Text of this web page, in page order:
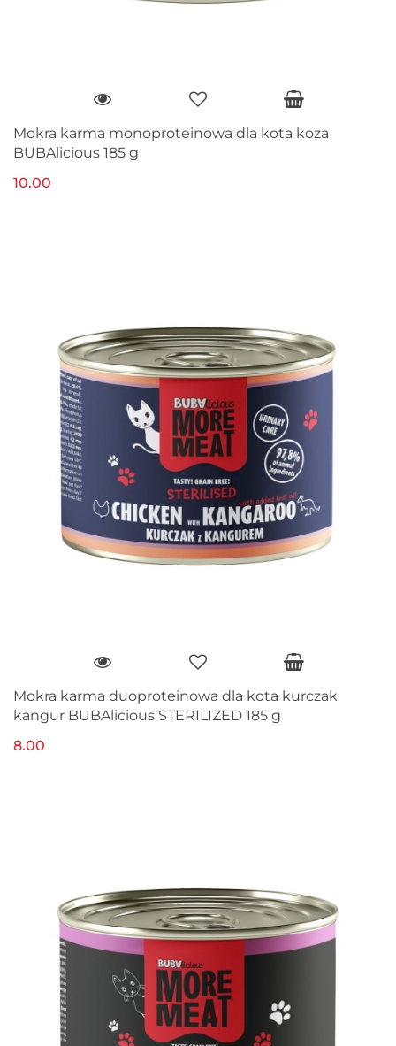
Mokra karma monoproteinowa dla kota koza
BUBAlicious 185 g
10.00
Mokra karma duoproteinowa dla kota kurczak
kangur BUBAlicious STERILIZED 185 g
8.00